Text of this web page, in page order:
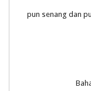
pun senang dan